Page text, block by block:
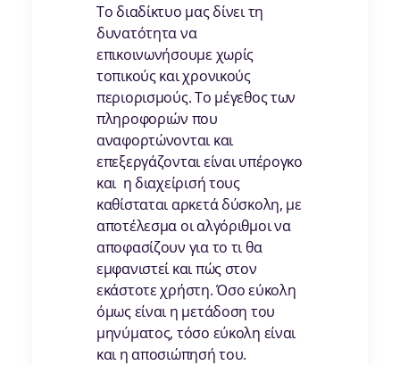
Το διαδίκτυο μας δίνει τη
δυνατότητα να
επικοινωνήσουμε χωρίς
τοπικούς και χρονικούς
περιορισμούς. Το μέγεθος των
πληροφοριών που
αναφορτώνονται και
επεξεργάζονται είναι υπέρογκο
και η διαχείρισή τους
καθίσταται αρκετά δύσκολη, με
αποτέλεσμα οι αλγόριθμοι να
αποφασίζουν για το τι θα
εμφανιστεί και πώς στον
εκάστοτε χρήστη. Όσο εύκολη
όμως είναι η μετάδοση του
μηνύματος, τόσο εύκολη είναι
και η αποσιώπησή του.